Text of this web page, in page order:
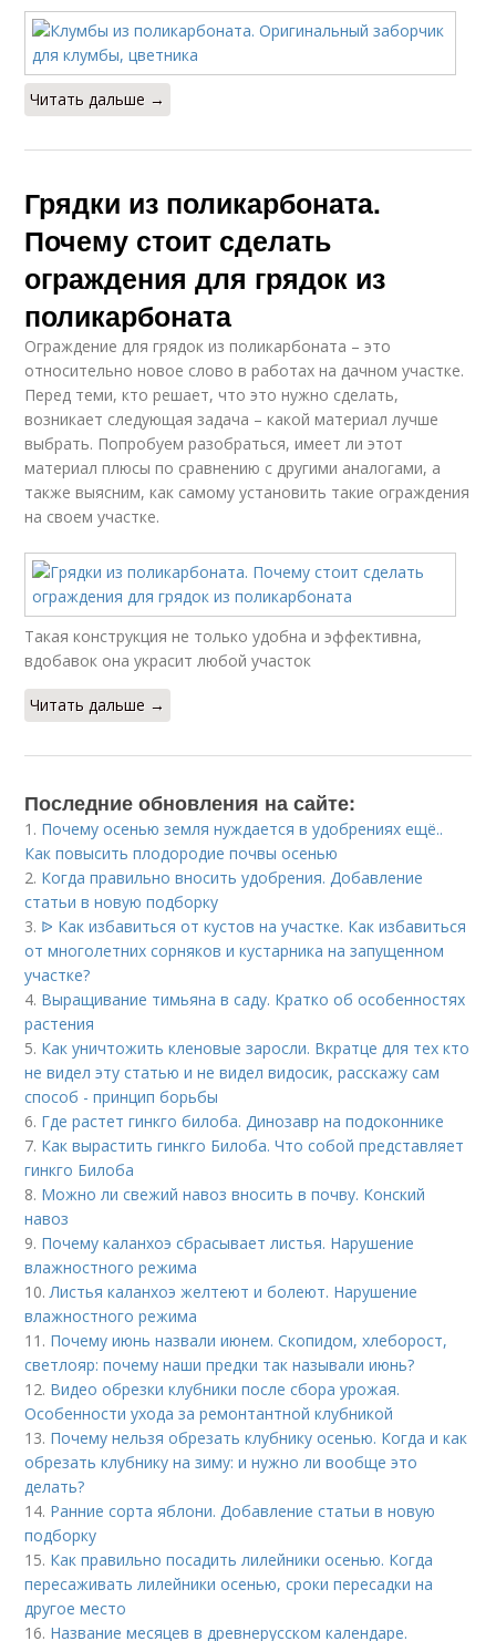
Читать дальше →
Грядки из поликарбоната.
Почему стоит сделать
ограждения для грядок из
поликарбоната
Ограждение для грядок из поликарбоната – это
относительно новое слово в работах на дачном участке.
Перед теми, кто решает, что это нужно сделать,
возникает следующая задача – какой материал лучше
выбрать. Попробуем разобраться, имеет ли этот
материал плюсы по сравнению с другими аналогами, а
также выясним, как самому установить такие ограждения
на своем участке.
Такая конструкция не только удобна и эффективна,
вдобавок она украсит любой участок
Читать дальше →
Последние обновления на сайте:
1. Почему осенью земля нуждается в удобрениях ещё..
Как повысить плодородие почвы осенью
2. Когда правильно вносить удобрения. Добавление
статьи в новую подборку
3. ᐉ Как избавиться от кустов на участке. Как избавиться
от многолетних сорняков и кустарника на запущенном
участке?
4. Выращивание тимьяна в саду. Кратко об особенностях
растения
5. Как уничтожить кленовые заросли. Вкратце для тех кто
не видел эту статью и не видел видосик, расскажу сам
способ - принцип борьбы
6. Где растет гинкго билоба. Динозавр на подоконнике
7. Как вырастить гинкго Билоба. Что собой представляет
гинкго Билоба
8. Можно ли свежий навоз вносить в почву. Конский
навоз
9. Почему каланхоэ сбрасывает листья. Нарушение
влажностного режима
10.Листья каланхоэ желтеют и болеют. Нарушение
влажностного режима
11. Почему июнь назвали июнем. Скопидом, хлеборост,
светлояр: почему наши предки так называли июнь?
12. Видео обрезки клубники после сбора урожая.
Особенности ухода за ремонтантной клубникой
13. Почему нельзя обрезать клубнику осенью. Когда и как
обрезать клубнику на зиму: и нужно ли вообще это
делать?
14. Ранние сорта яблони. Добавление статьи в новую
подборку
15. Как правильно посадить лилейники осенью. Когда
пересаживать лилейники осенью, сроки пересадки на
другое место
16. Название месяцев в древнерусском календаре.